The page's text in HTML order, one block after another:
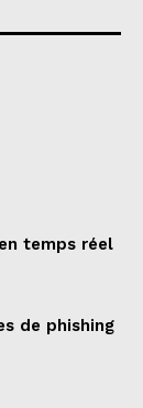
temps réel
de phishing